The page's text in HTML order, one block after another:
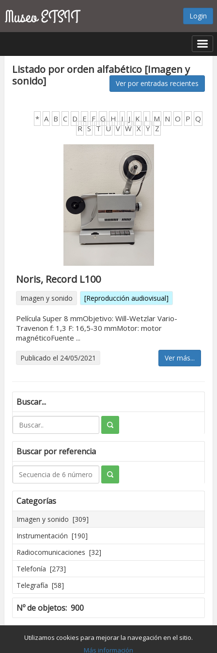
Login
Listado por orden alfabético [Imagen y
sonido]
Ver por entradas recientes
* A B C D E F G H I J K L M N O P Q
R S T U V W X Y Z
Noris, Record L100
Imagen y sonido [Reproducción audiovisual]
Película Super 8 mmObjetivo: Will-Wetzlar Vario-
Travenon f: 1,3 F: 16,5-30 mmMotor: motor
magnéticoFuente ...
Publicado el 24/05/2021 Ver más...
Buscar...
Buscar por referencia
Categorías
Imagen y sonido [309]
Instrumentación [190]
Radiocomunicaciones [32]
Telefonía [273]
Telegrafía [58]
Nº de objetos: 900
Creado por José Madrid [2016]
Dpto. de Conservación y Restauración de Bienes Culturales - UPV
Utilizamos cookies para mejorar la navegación en el sitio.
Más información